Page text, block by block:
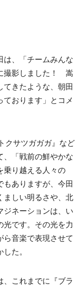
、「チームみんな
撮影しました！ 嵩
てきたような、朝田
おります」とコメ
クサツガガガ』など
、「戦前の鮮やかな
乗り越える人々の
もありますが、今田
ましい明るさや、北
ジネーションは、い
です。その光を力
音楽で表現させて
た。
これまでに『ブラ